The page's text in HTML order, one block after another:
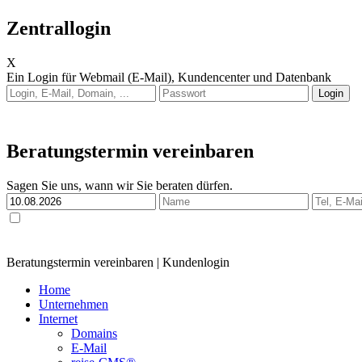
Zentrallogin
X
Ein Login für Webmail (E-Mail), Kundencenter und Datenbank
Beratungstermin vereinbaren
Sagen Sie uns, wann wir Sie beraten dürfen.
Beratungstermin vereinbaren | Kundenlogin
Home
Unternehmen
Internet
Domains
E-Mail